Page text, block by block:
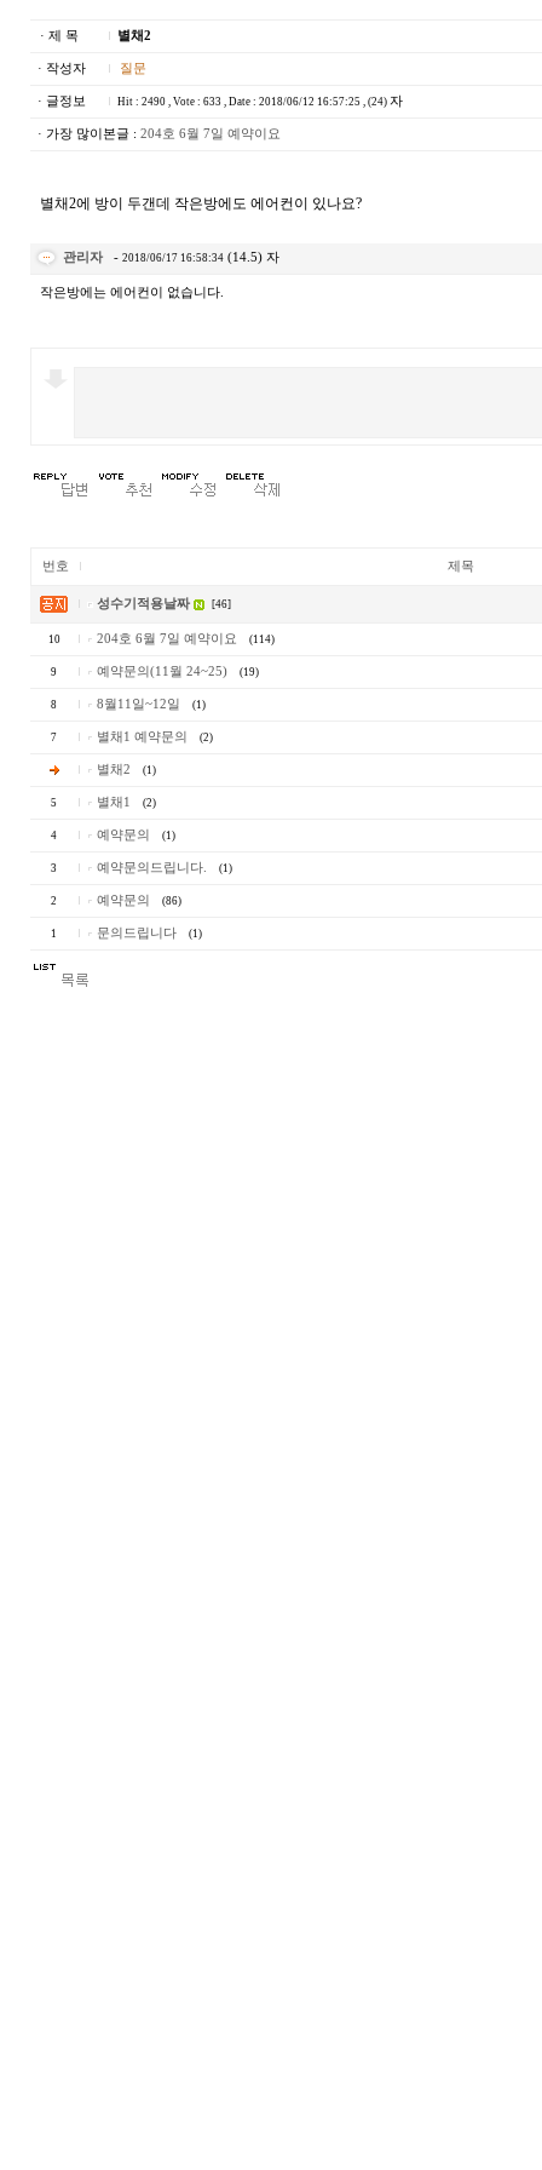
· 제 목 별채2
· 작성자 질문
· 글정보 Hit : 2490 , Vote : 633 , Date : 2018/06/12 16:57:25 , (24) 자
· 가장 많이본글 : 204호 6월 7일 예약이요
별채2에 방이 두갠데 작은방에도 에어컨이 있나요?
관리자 - 2018/06/17 16:58:34(14.5) 자
작은방에는 에어컨이 없습니다.
번호 제목
성수기적용날짜 [46]
10 204호 6월 7일 예약이요 (114)
9 예약문의(11월 24~25) (19)
8 8월11일~12일 (1)
7 별채1 예약문의 (2)
별채2 (1)
5 별채1 (2)
4 예약문의 (1)
3 예약문의드립니다. (1)
2 예약문의 (86)
1 문의드립니다 (1)